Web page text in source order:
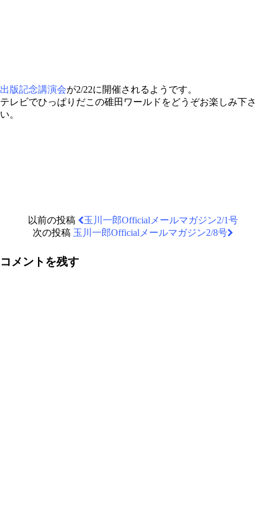
出版記念講演会が2/22に開催されるようです。
テレビでひっぱりだこの碓田ワールドをどうぞお楽しみ下さ
い。
以前の投稿
玉川一郎Officialメールマガジン2/1号
次の投稿 玉川一郎Officialメールマガジン2/8号
コメントを残す